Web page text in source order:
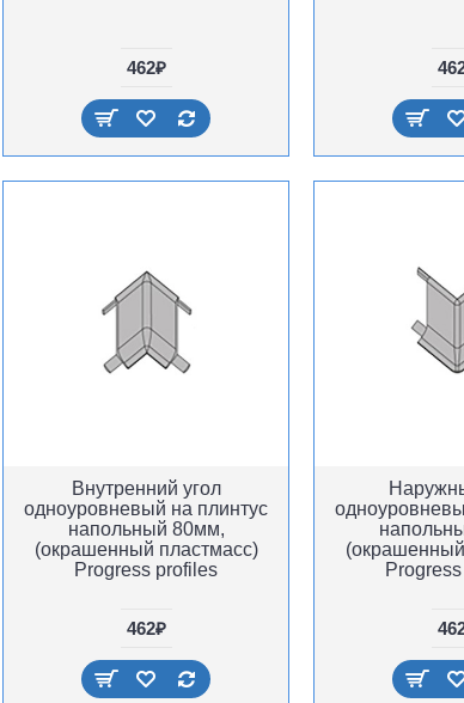
462₽
Внутренний угол
одноуровневый на плинтус
напольный 80мм,
(окрашенный пластмасс)
Progress profiles
462₽